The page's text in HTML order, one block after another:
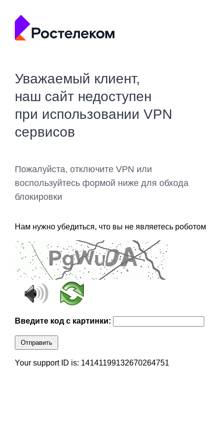
Уважаемый клиент,
наш сайт недоступен
при использовании VPN
сервисов
Пожалуйста, отключите VPN или
воспользуйтесь формой ниже для обхода
блокировки
Нам нужно убедиться, что вы не являетесь роботом
Введите код с картинки:
Отправить
Your support ID is: 14141199132670264751